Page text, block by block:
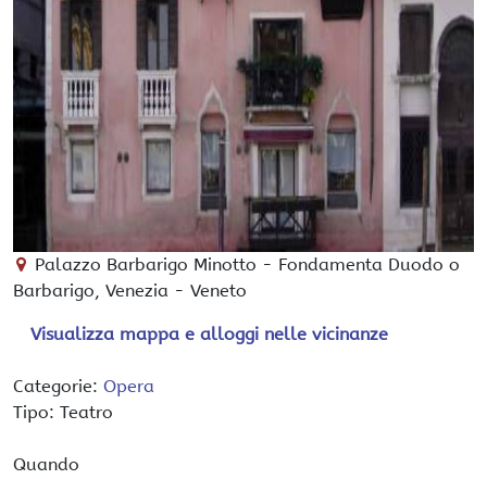
Palazzo Barbarigo Minotto - Fondamenta Duodo o
Barbarigo, Venezia - Veneto
Visualizza mappa e alloggi nelle vicinanze
Categorie: Opera
Tipo: Teatro
Quando